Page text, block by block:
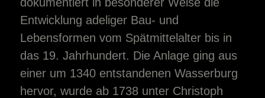
Entwicklung adeliger Bau- und
Lebensformen vom Spätmittelalter bis in
das 19. Jahrhundert. Die Anlage ging aus
einer um 1340 entstandenen Wasserburg
hervor, wurde ab 1738 unter Christoph